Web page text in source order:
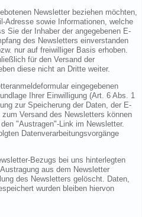
Newsletter beziehen möchten,
Adresse sowie Informationen, welche
Sie der Inhaber der angegebenen E-
des Newsletters einverstanden
nur auf freiwilliger Basis erhoben.
für den Versand der
diese nicht an Dritte weiter.
eingegebenen
Ihrer Einwilligung (Art. 6 Abs. 1
zur Speicherung der Daten, der E-
Versand des Newsletters können
"Austragen"-Link im Newsletter.
Datenverarbeitungsvorgänge
Bezugs bei uns hinterlegten
aus dem Newsletter
des Newsletters gelöscht. Daten,
wurden bleiben hiervon